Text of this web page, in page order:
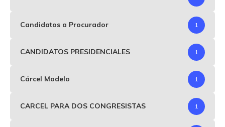
Candidatos a Procurador 1
CANDIDATOS PRESIDENCIALES 1
Cárcel Modelo 1
CARCEL PARA DOS CONGRESISTAS 1